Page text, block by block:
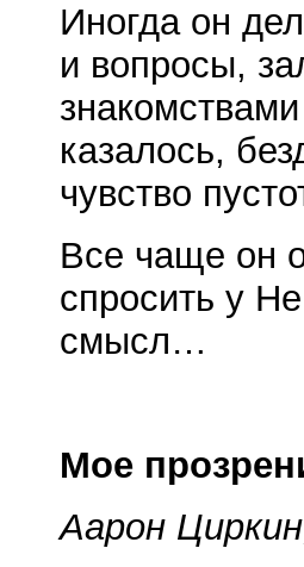
Иногда он
и вопросы,
казалось,
чувство
Все чаще он
спросить у
смысл…
Мое
Аарон